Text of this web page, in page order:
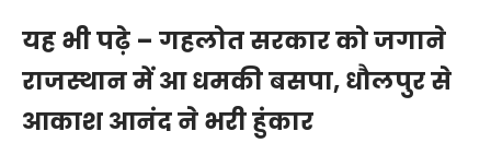
यह भी पढ़े – गहलोत सरकार को जगाने
राजस्थान में आ धमकी बसपा, धौलपुर से
आकाश आनंद ने भरी हुंकार